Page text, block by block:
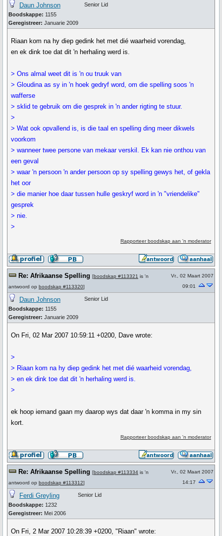
Daun Johnson
Boodskappe: 1155
Geregistreer: Januarie 2009
Senior Lid
Riaan kom na hy diep gedink het met dié waarheid vorendag,
en ek dink toe dat dit 'n herhaling werd is.
> Ons almal weet dit is 'n ou truuk van
> Gloudina as sy in 'n hoek gedryf word, om die spelling soos 'n
wafferse
> sklid te gebruik om die gesprek in 'n ander rigting te stuur.
>
> Wat ook opvallend is, is die taal en spelling ding meer dikwels
voorkom
> wanneer twee persone van mekaar verskil. Ek kan nie onthou van
een geval
> waar 'n persoon 'n ander persoon op sy spelling gewys het, of gekla
het oor
> die manier hoe daar tussen hulle geskryf word in 'n "vriendelike"
gesprek
> nie.
>
Rapporteer boodskap aan 'n moderator
Re: Afrikaanse Spelling [boodskap #113321 is 'n
antwoord op boodskap #113320]
Vr., 02 Maart 2007
09:01
Daun Johnson
Boodskappe: 1155
Geregistreer: Januarie 2009
Senior Lid
On Fri, 02 Mar 2007 10:59:11 +0200, Dave wrote:
>
> Riaan kom na hy diep gedink het met dié waarheid vorendag,
> en ek dink toe dat dit 'n herhaling werd is.
>
ek hoop iemand gaan my daarop wys dat daar 'n komma in my sin
kort.
Rapporteer boodskap aan 'n moderator
Re: Afrikaanse Spelling [boodskap #113334 is 'n
antwoord op boodskap #113312]
Vr., 02 Maart 2007
14:17
Ferdi Greyling
Boodskappe: 1232
Geregistreer: Mei 2006
Senior Lid
On Fri, 2 Mar 2007 10:28:39 +0200, "Riaan" wrote: